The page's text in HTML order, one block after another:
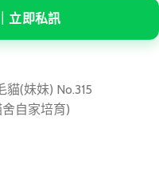
立即私訊
(妹妹) No.315
自家培育)